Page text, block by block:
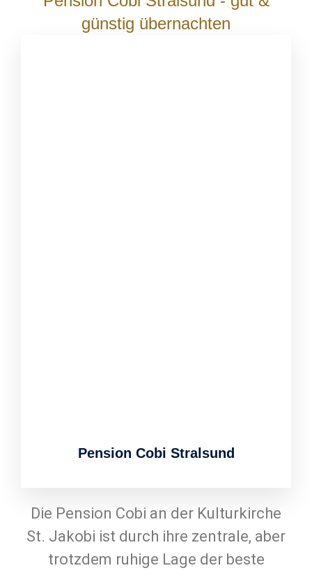
günstig übernachten
Pension Cobi Stralsund
Die Pension Cobi an der Kulturkirche
St. Jakobi ist durch ihre zentrale, aber
trotzdem ruhige Lage der beste